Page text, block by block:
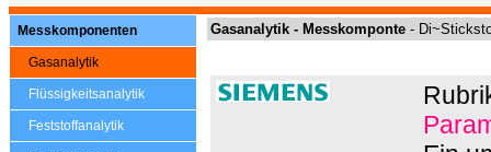
Messkomponenten
Gasanalytik
Flüssigkeitsanalytik
Feststoffanalytik
Gasanalytik - Messkomponte - D